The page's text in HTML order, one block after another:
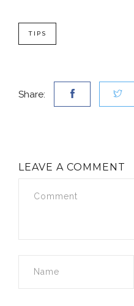
TIPS
Share:
LEAVE A COMMENT